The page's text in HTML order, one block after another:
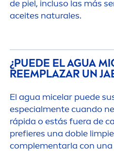
de piel, incluso las más
aceites naturales.
¿PUEDE EL AGUA
REEMPLAZAR UN
El agua micelar puede
especialmente cuando
rápida o estás fuera de
prefieres una doble
complementarla con